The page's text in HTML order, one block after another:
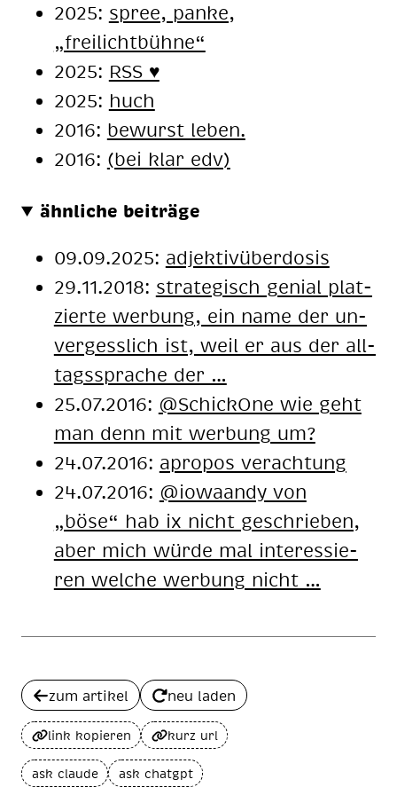
2025: spree, panke,
„freilichtbühne“
2025: RSS ♥️
2025: huch
2016: be­wurst le­ben.
2016: (bei klar edv)
ähnliche beiträge
09.09.2025: adjektivüberdosis
29.11.2018: stra­te­gisch ge­ni­al plat­
zier­te wer­bung, ein name der un­
ver­gess­lich ist, weil er aus der all­
tags­spra­che der …
25.07.2016: @SchickOne wie geht
man denn mit wer­bung um?
24.07.2016: apropos verachtung
24.07.2016: @io­wa­an­dy von
„böse“ hab ix nicht ge­schrie­ben,
aber mich wür­de mal in­ter­es­sie­
ren wel­che wer­bung nicht …
zum artikel neu laden
link kopieren kurz url
ask claude ask chatgpt